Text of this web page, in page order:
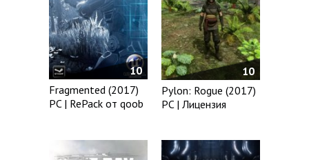
10
Fragmented (2017)
PC | RePack от qoob
10
Pylon: Rogue (2017)
PC | Лицензия